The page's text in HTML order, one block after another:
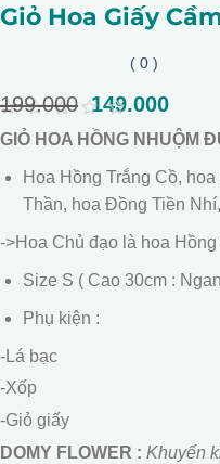
Giỏ Hoa Giấy
0
out
5
( 0 )
199.000 Giá
gốc
là:
199.000.
149.000
hiện
tại
là:
GIỎ HOA HỒNG NHUỘM
Hoa Hồng Trắng Cồ,
Thần, hoa Đồng Tiền
->Hoa Chủ đạo là hoa
Size S ( Cao 30cm :
Phụ kiện :
-Lá bạc
-Xốp
-Giỏ giấy
DOMY FLOWER : Khuyến